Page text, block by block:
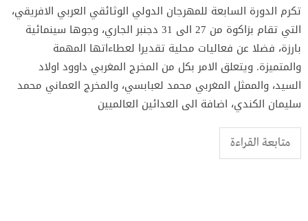
تكرم الدورة السابعة للمهرجان الدولي الوثائقي العربي الافريقي،
التي تقام بزاكوة من 27 الى 31 دجنبر الجاري، وجوها سينمائية
بارزة، فضلا عن فعاليات محلية تقديرا لعطاءاتها المهمة
والمتميزة. ويتعلق الامر بكل من المخرج المغربي داوود اولاد
السيد، والممثل المغربي محمد لعبابسي، والمخرج العماني محمد
سليمان الكندي، اضافة الى العدائين العالميين
متابعة القراءة